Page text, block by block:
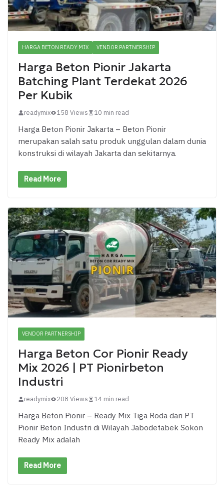
HARGA BETON READY MIX VENDOR PARTNERSHIP
Harga Beton Pionir Jakarta
Batching Plant Terdekat 2026
Per Kubik
readymix 158 Views 10 min read
Harga Beton Pionir Jakarta – Beton Pionir
merupakan salah satu produk unggulan dalam dunia
konstruksi di wilayah Jakarta dan sekitarnya.
Read More
VENDOR PARTNERSHIP
Harga Beton Cor Pionir Ready
Mix 2026 | PT Pionirbeton
Industri
readymix 208 Views 14 min read
Harga Beton Pionir – Ready Mix Tiga Roda dari PT
Pionir Beton Industri di Wilayah Jabodetabek Sokon
Ready Mix adalah
Read More